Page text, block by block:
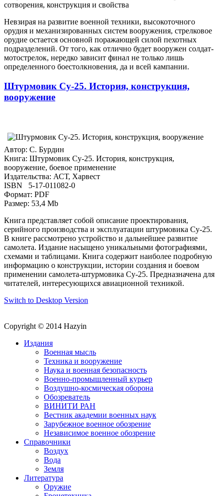
Невзирая на развитие военной техники, высокоточного
орудия и механизированных систем вооружения, стрелковое
орудие остается основной поражающей силой пехотных
подразделений. От того, как отлично будет вооружен солдат-
мотострелок, нередко зависит финал не только лишь
определенного боестолкновения, да и всей кампании.
Штурмовик Су-25. История, конструкция,
вооружение
Автор: С. Бурдин
Книга: Штурмовик Су-25. История, конструкция,
вооружение, боевое применение
Издательства: АСТ, Харвест
ISBN 5-17-011082-0
Формат: PDF
Размер: 53,4 Mb
Книга представляет собой описание проектирования,
серийного производства и эксплуатации штурмовика Су-25.
В книге рассмотрено устройство и дальнейшее развитие
самолета. Издание насыщено уникальными фотографиями,
схемами и таблицами. Книга содержит наиболее подробную
информацию о конструкции, истории создания и боевом
применении самолета-штурмовика Су-25. Предназначена для
читателей, интересующихся авиационной техникой.
Switch to Desktop Version
Copyright © 2014 Hazyin
Издания
Военная мысль
Техника и вооружение
Наука и военная безопасность
Военно-промышленный курьер
Воздушно-космическая оборона
Обозреватель
ВИНИТИ РАН
Вестник академии военных наук
Зарубежное военное обозрение
Независимое военное обозрение
Справочники
Воздух
Вода
Земля
Литература
Оружие